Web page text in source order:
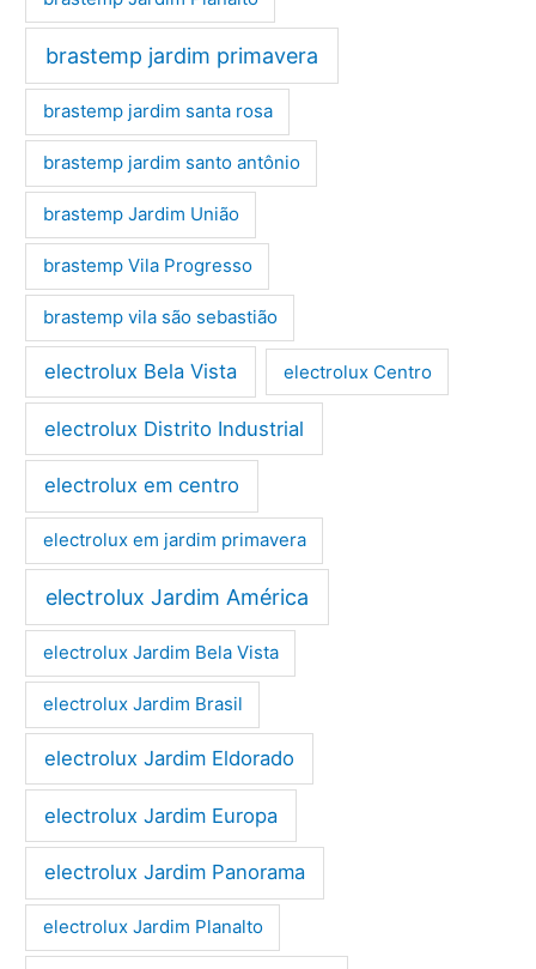
brastemp jardim primavera
brastemp jardim santa rosa
brastemp jardim santo antônio
brastemp Jardim União
brastemp Vila Progresso
brastemp vila são sebastião
electrolux Bela Vista electrolux Centro
electrolux Distrito Industrial
electrolux em centro
electrolux em jardim primavera
electrolux Jardim América
electrolux Jardim Bela Vista
electrolux Jardim Brasil
electrolux Jardim Eldorado
electrolux Jardim Europa
electrolux Jardim Panorama
electrolux Jardim Planalto